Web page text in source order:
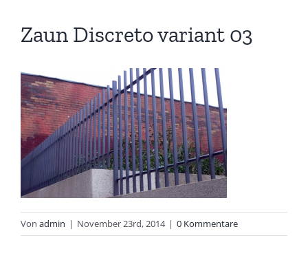
Zaun Discreto variant 03
Von admin | November 23rd, 2014 | 0 Kommentare